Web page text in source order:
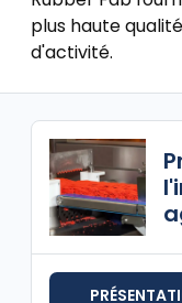
plus haute
d'activité.